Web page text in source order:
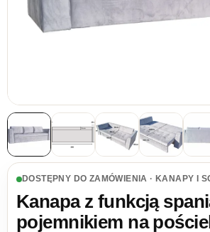
DOSTĘPNY DO ZAMÓWIENIA · KANAPY I
Kanapa z funkcją
pojemnikiem na